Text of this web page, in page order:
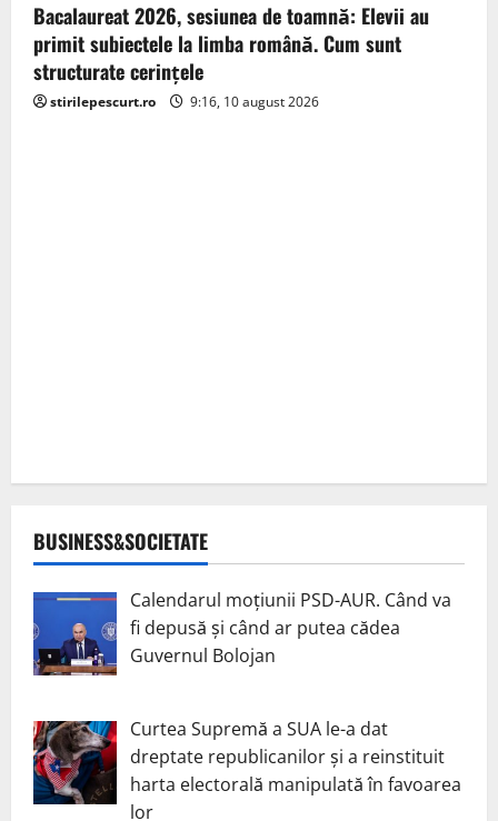
Bacalaureat 2026, sesiunea de toamnă: Elevii au
primit subiectele la limba română. Cum sunt
structurate cerințele
stirilepescurt.ro 9:16, 10 august 2026
BUSINESS&SOCIETATE
Calendarul moțiunii PSD-AUR. Când va
fi depusă și când ar putea cădea
Guvernul Bolojan
Curtea Supremă a SUA le-a dat
dreptate republicanilor și a reinstituit
harta electorală manipulată în favoarea
lor